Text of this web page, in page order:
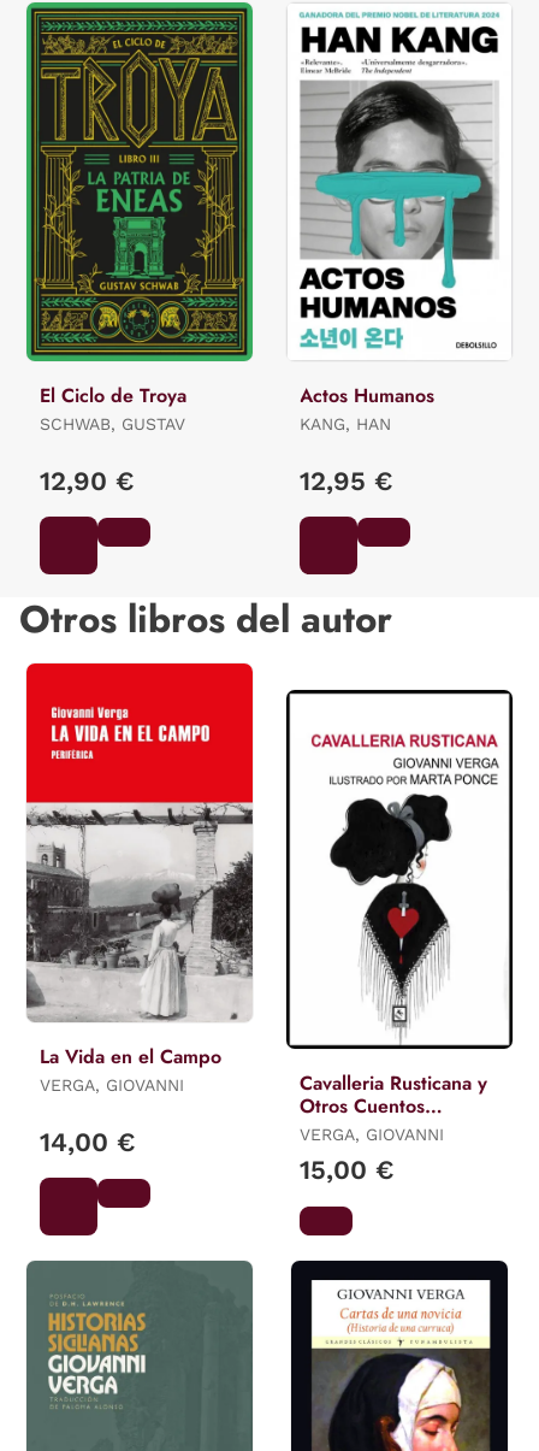
El Ciclo de Troya
SCHWAB, GUSTAV
12,90 €
Actos Humanos
KANG, HAN
12,95 €
Otros libros del autor
La Vida en el Campo
VERGA, GIOVANNI
14,00 €
Cavalleria Rusticana y
Otros Cuentos
Sicilianos. Ilustrado
VERGA, GIOVANNI
15,00 €